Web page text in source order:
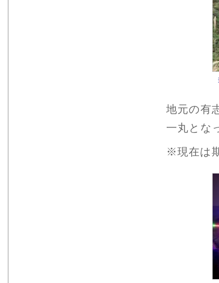
地元の有
一丸とな
※現在は